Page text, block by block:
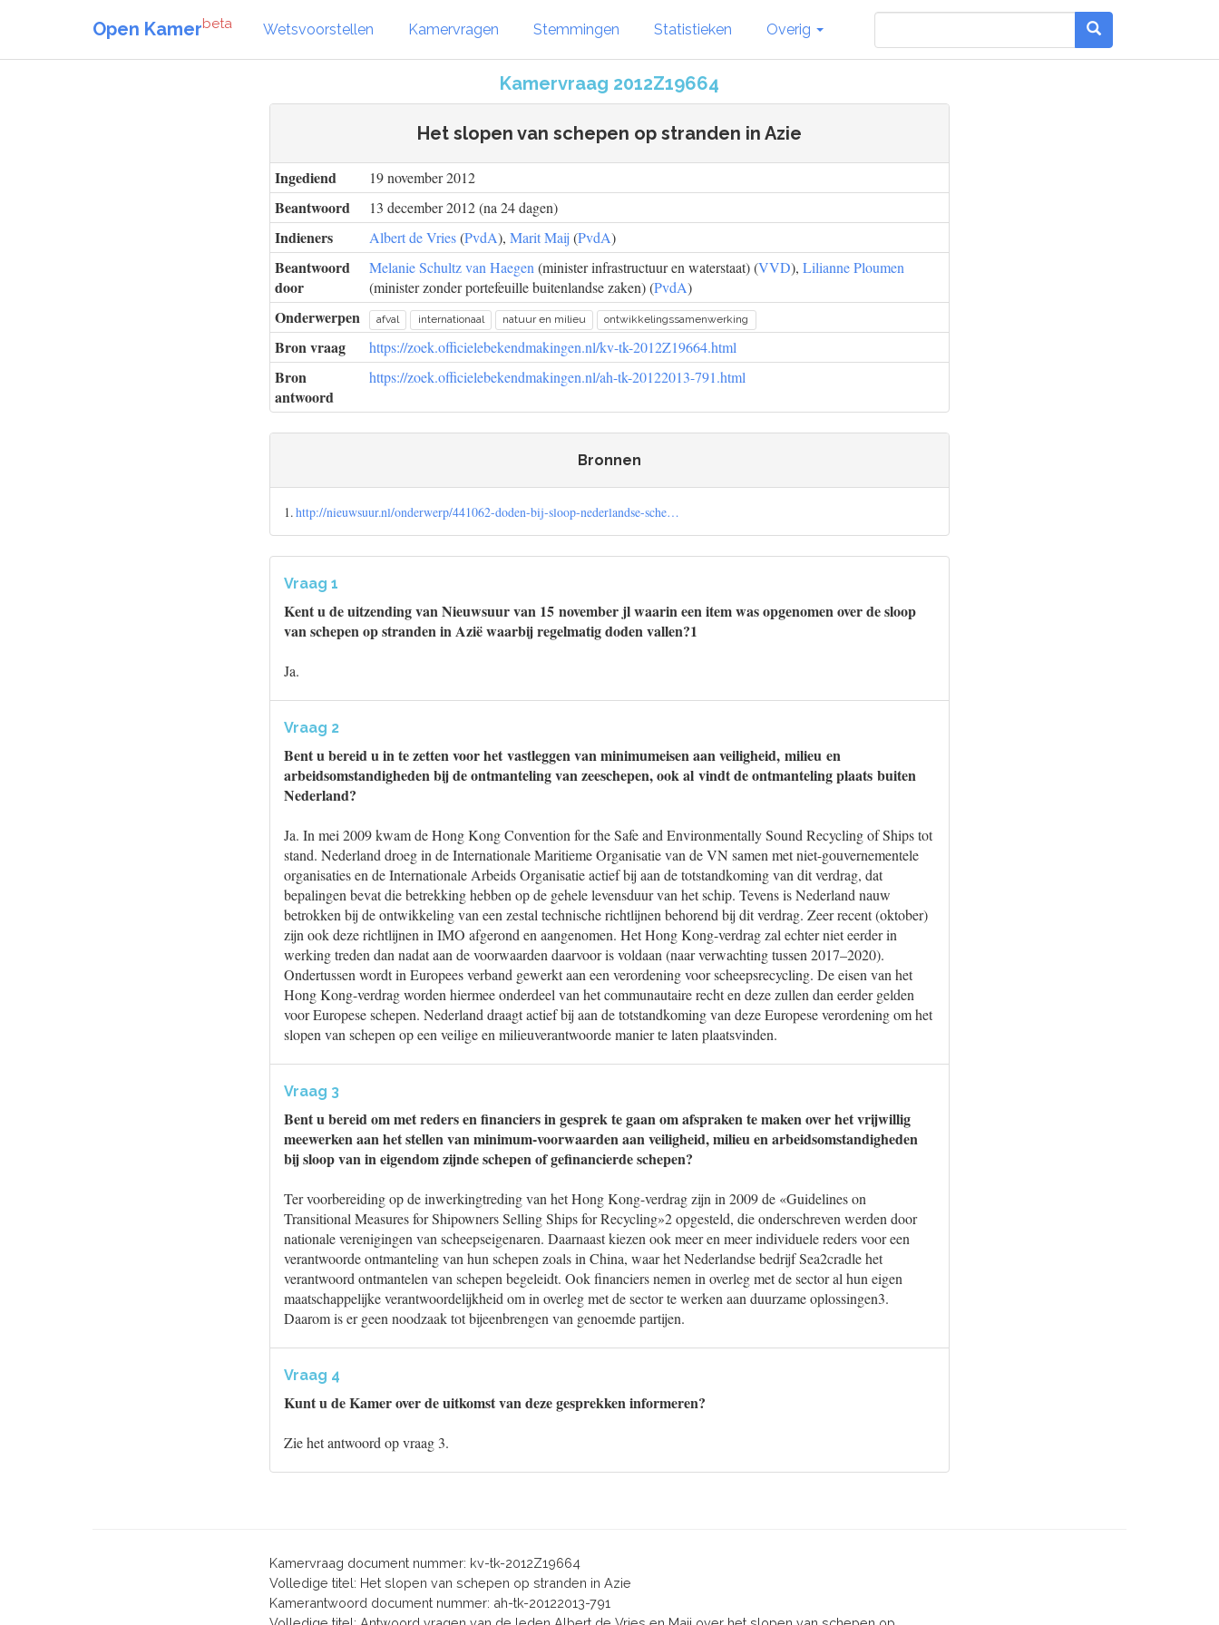
Open Kamerbeta Wetsvoorstellen Kamervragen Stemmingen Statistieken Overig
Kamervraag 2012Z19664
Het slopen van schepen op stranden in Azie
Ingediend 19 november 2012
Beantwoord 13 december 2012 (na 24 dagen)
Indieners Albert de Vries(PvdA), Marit Maij (PvdA)
Beantwoord
door
Melanie Schultz van Haegen (minister infrastructuur en waterstaat) (VVD), Lilianne Ploumen
(minister zonder portefeuille buitenlandse zaken) (PvdA)
Onderwerpen afval internationaal natuur en milieu ontwikkelingssamenwerking
Bron vraag https://zoek.officielebekendmakingen.nl/kv-tk-2012Z19664.html
Bron
antwoord
https://zoek.officielebekendmakingen.nl/ah-tk-20122013-791.html
Bronnen
1.http://nieuwsuur.nl/onderwerp/441062-doden-bij-sloop-nederlandse-sche…
Vraag 1
Kent u de uitzending van Nieuwsuur van 15 november jl waarin een item was opgenomen over de sloop
van schepen op stranden in Azië waarbij regelmatig doden vallen?1
Ja.
Vraag 2
Bent u bereid u in te zetten voor het vastleggen van minimumeisen aan veiligheid, milieu en
arbeidsomstandigheden bij de ontmanteling van zeeschepen, ook al vindt de ontmanteling plaats buiten
Nederland?
Ja. In mei 2009 kwam de Hong Kong Convention for the Safe and Environmentally Sound Recycling of Ships tot
stand. Nederland droeg in de Internationale Maritieme Organisatie van de VN samen met niet-gouvernementele
organisaties en de Internationale Arbeids Organisatie actief bij aan de totstandkoming van dit verdrag, dat
bepalingen bevat die betrekking hebben op de gehele levensduur van het schip. Tevens is Nederland nauw
betrokken bij de ontwikkeling van een zestal technische richtlijnen behorend bij dit verdrag. Zeer recent (oktober)
zijn ook deze richtlijnen in IMO afgerond en aangenomen. Het Hong Kong-verdrag zal echter niet eerder in
werking treden dan nadat aan de voorwaarden daarvoor is voldaan (naar verwachting tussen 2017–2020).
Ondertussen wordt in Europees verband gewerkt aan een verordening voor scheepsrecycling. De eisen van het
Hong Kong-verdrag worden hiermee onderdeel van het communautaire recht en deze zullen dan eerder gelden
voor Europese schepen. Nederland draagt actief bij aan de totstandkoming van deze Europese verordening om het
slopen van schepen op een veilige en milieuverantwoorde manier te laten plaatsvinden.
Vraag 3
Bent u bereid om met reders en financiers in gesprek te gaan om afspraken te maken over het vrijwillig
meewerken aan het stellen van minimum-voorwaarden aan veiligheid, milieu en arbeidsomstandigheden
bij sloop van in eigendom zijnde schepen of gefinancierde schepen?
Ter voorbereiding op de inwerkingtreding van het Hong Kong-verdrag zijn in 2009 de «Guidelines on
Transitional Measures for Shipowners Selling Ships for Recycling»2 opgesteld, die onderschreven werden door
nationale verenigingen van scheepseigenaren. Daarnaast kiezen ook meer en meer individuele reders voor een
verantwoorde ontmanteling van hun schepen zoals in China, waar het Nederlandse bedrijf Sea2cradle het
verantwoord ontmantelen van schepen begeleidt. Ook financiers nemen in overleg met de sector al hun eigen
maatschappelijke verantwoordelijkheid om in overleg met de sector te werken aan duurzame oplossingen3.
Daarom is er geen noodzaak tot bijeenbrengen van genoemde partijen.
Vraag 4
Kunt u de Kamer over de uitkomst van deze gesprekken informeren?
Zie het antwoord op vraag 3.
Kamervraag document nummer: kv-tk-2012Z19664
Volledige titel: Het slopen van schepen op stranden in Azie
Kamerantwoord document nummer: ah-tk-20122013-791